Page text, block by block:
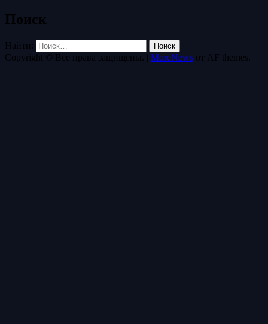
Поиск
Найти:
Copyright © Все права защищены. | MoreNews от AF themes.